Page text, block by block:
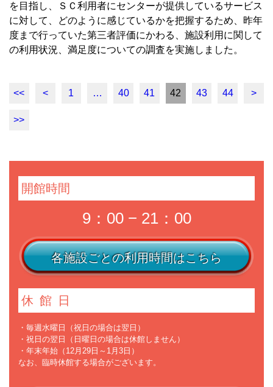
を目指し、ＳＣ利用者にセンターが提供しているサービス
に対して、どのように感じているかを把握するため、昨年
度まで行っていた第三者評価にかわる、施設利用に関して
の利用状況、満足度についての調査を実施しました。
<< < 1 … 40 41 42 43 44 >
>>
開館時間
9：00 − 21：00
各施設ごとの利用時間はこちら
休館日
・毎週水曜日（祝日の場合は翌日）
・祝日の翌日（日曜日の場合は休館しません）
・年末年始（12月29日～1月3日）
なお、臨時休館する場合がございます。